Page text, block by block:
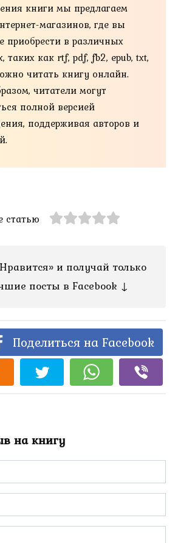
книги мы предлагаем
магазинов, где вы
приобрести в различных
таких как rtf, pdf, fb2, epub, txt,
читать книгу онлайн.
читатели могут
полной версией
поддерживая авторов и
статью
и получай только
посты в Facebook ↓
Поделиться на Facebook
на книгу